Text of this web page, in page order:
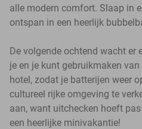
alle modern comfort. Slaap in
ontspan in een heerlijk
De volgende ochtend wacht
je en je kunt gebruikmaken
hotel, zodat je batterijen weer
cultureel rijke omgeving te
aan, want uitchecken hoeft
een heerlijke minivakantie!